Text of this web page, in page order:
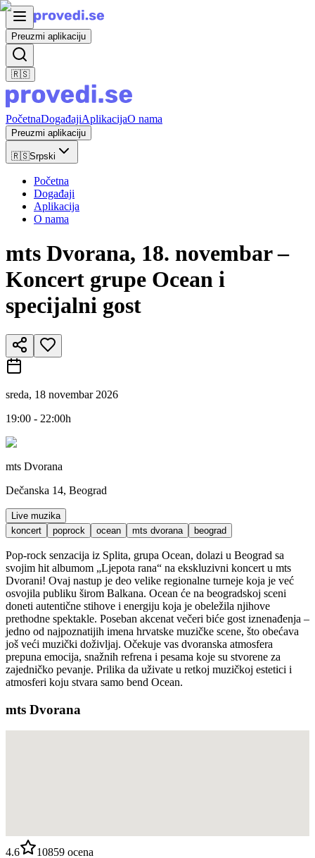
Preuzmi aplikaciju
🇷🇸
PočetnaDogađajiAplikacijaO nama
Preuzmi aplikaciju
🇷🇸Srpski
Početna
Događaji
Aplikacija
O nama
mts Dvorana, 18. novembar –
Koncert grupe Ocean i
specijalni gost
sreda, 18 novembar 2026
19:00 - 22:00h
mts Dvorana
Dečanska 14, Beograd
Live muzika
koncert
poprock ocean mts dvorana beograd
Pop-rock senzacija iz Splita, grupa Ocean, dolazi u Beograd sa
svojim hit albumom „Ljepota rana“ na ekskluzivni koncert u mts
Dvorani! Ovaj nastup je deo velike regionalne turneje koja je već
osvojila publiku širom Balkana. Ocean će na beogradskoj sceni
doneti autentične stihove i energiju koja je obeležila njihove
prethodne spektakle. Poseban akcenat večeri biće gost iznenađenja –
jedno od najpoznatijih imena hrvatske muzičke scene, što obećava
još veći muzički doživljaj. Očekuje vas dvoranska atmosfera
prepuna emocija, snažnih refrena i pesama koje su stvorene za
zajedničko pevanje. Prilika da uživate u retkoj muzičkoj estetici i
atmosferi koju stvara samo bend Ocean.
mts Dvorana
4.6 10859 ocena